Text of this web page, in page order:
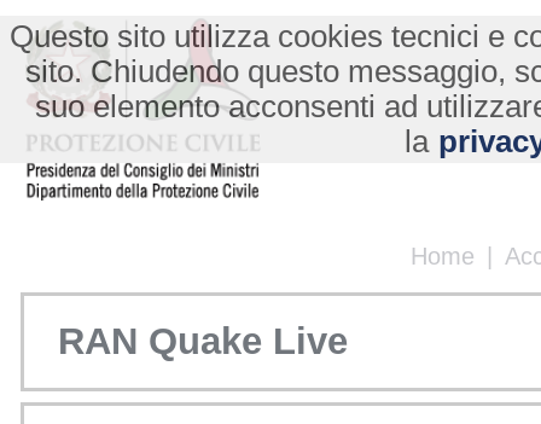
Home |
Questo sito utilizza cookies tecnici e
sito. Chiudendo questo messaggio,
suo elemento acconsenti ad
la
RAN Quake Live